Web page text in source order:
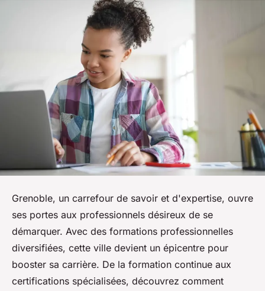
Grenoble, un carrefour de savoir et d'expertise, ouvre
ses portes aux professionnels désireux de se
démarquer. Avec des formations professionnelles
diversifiées, cette ville devient un épicentre pour
booster sa carrière. De la formation continue aux
certifications spécialisées, découvrez comment